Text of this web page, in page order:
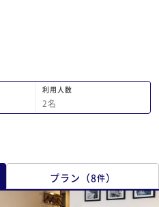
利用人数
2名
プラン （8件）